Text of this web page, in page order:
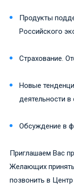
Продукты
Российского
Страхование.
Новые
деятельности
Обсуждение в
Приглашаем Вас
Желающих принять
позвонить в